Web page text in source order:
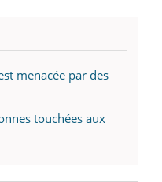
menacée par des
touchées aux